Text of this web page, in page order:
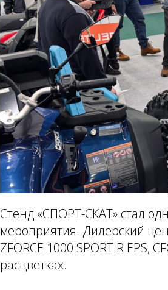
Стенд «СПОРТ-СКАТ» стал
мероприятия. Дилерский
ZFORCE 1000 SPORT R EPS,
расцветках.